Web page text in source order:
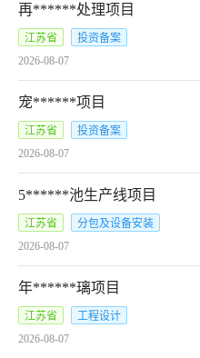
再******处理项目
江苏省
投资备案
2026-08-07
宠******项目
江苏省
投资备案
2026-08-07
5******池生产线项目
江苏省
分包及设备安装
2026-08-07
年******璃项目
江苏省
工程设计
2026-08-07